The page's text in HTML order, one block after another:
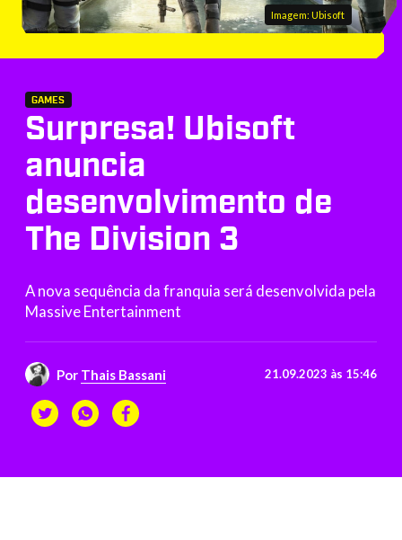
Imagem: Ubisoft
GAMES
Surpresa! Ubisoft
anuncia
desenvolvimento de
The Division 3
A nova sequência da franquia será desenvolvida pela
Massive Entertainment
Por Thais Bassani 21.09.2023 às 15:46